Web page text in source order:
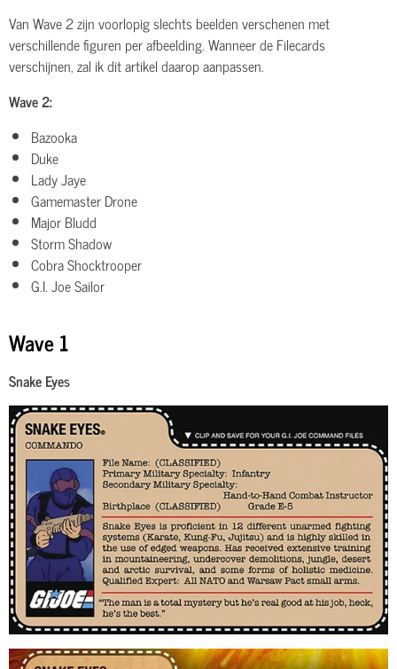
Van Wave 2 zijn voorlopig slechts beelden verschenen met
verschillende figuren per afbeelding. Wanneer de Filecards
verschijnen, zal ik dit artikel daarop aanpassen.
Wave 2:
Bazooka
Duke
Lady Jaye
Gamemaster Drone
Major Bludd
Storm Shadow
Cobra Shocktrooper
G.I. Joe Sailor
Wave 1
Snake Eyes